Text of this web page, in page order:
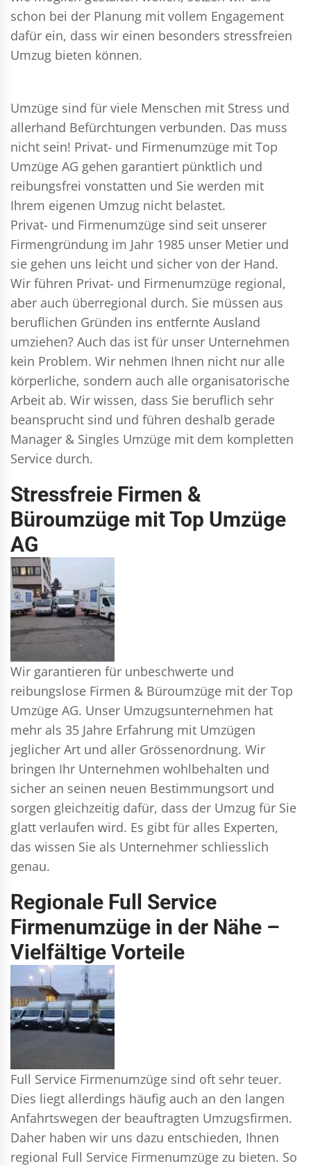
schon bei der Planung mit vollem Engagement
dafür ein, dass wir einen besonders stressfreien
Umzug bieten können.
Umzüge sind für viele Menschen mit Stress und
allerhand Befürchtungen verbunden. Das muss
nicht sein! Privat- und Firmenumzüge mit Top
Umzüge AG gehen garantiert pünktlich und
reibungsfrei vonstatten und Sie werden mit
Ihrem eigenen Umzug nicht belastet.
Privat- und Firmenumzüge sind seit unserer
Firmengründung im Jahr 1985 unser Metier und
sie gehen uns leicht und sicher von der Hand.
Wir führen Privat- und Firmenumzüge regional,
aber auch überregional durch. Sie müssen aus
beruflichen Gründen ins entfernte Ausland
umziehen? Auch das ist für unser Unternehmen
kein Problem. Wir nehmen Ihnen nicht nur alle
körperliche, sondern auch alle organisatorische
Arbeit ab. Wir wissen, dass Sie beruflich sehr
beansprucht sind und führen deshalb gerade
Manager & Singles Umzüge mit dem kompletten
Service durch.
Stressfreie Firmen &
Büroumzüge mit Top Umzüge
AG
Wir garantieren für unbeschwerte und
reibungslose Firmen & Büroumzüge mit der Top
Umzüge AG. Unser Umzugsunternehmen hat
mehr als 35 Jahre Erfahrung mit Umzügen
jeglicher Art und aller Grössenordnung. Wir
bringen Ihr Unternehmen wohlbehalten und
sicher an seinen neuen Bestimmungsort und
sorgen gleichzeitig dafür, dass der Umzug für Sie
glatt verlaufen wird. Es gibt für alles Experten,
das wissen Sie als Unternehmer schliesslich
genau.
Regionale Full Service
Firmenumzüge in der Nähe –
Vielfältige Vorteile
Full Service Firmenumzüge sind oft sehr teuer.
Dies liegt allerdings häufig auch an den langen
Anfahrtswegen der beauftragten Umzugsfirmen.
Daher haben wir uns dazu entschieden, Ihnen
regional Full Service Firmenumzüge zu bieten. So